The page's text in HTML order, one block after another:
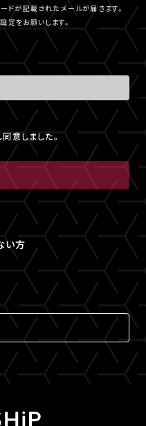
ドが記載されたメールが届きます。
をお願いします。
意しました。
い方